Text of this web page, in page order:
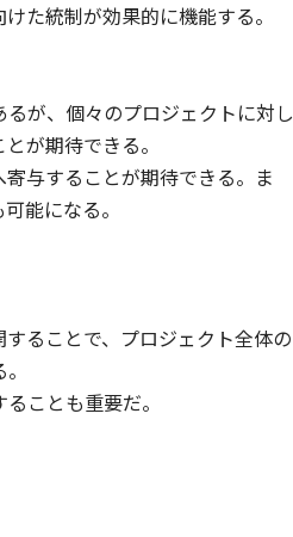
た統制が効果的に機能する。
が、個々のプロジェクトに対し
が期待できる。
与することが期待できる。ま
能になる。
ることで、プロジェクト全体の
ことも重要だ。